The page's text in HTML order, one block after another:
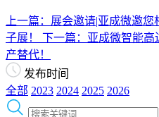
上一篇：展会邀请|亚成微邀
子展！ 下一篇：亚成微智能高
产替代！
发布时间
全部 2023 2024 2025 2026